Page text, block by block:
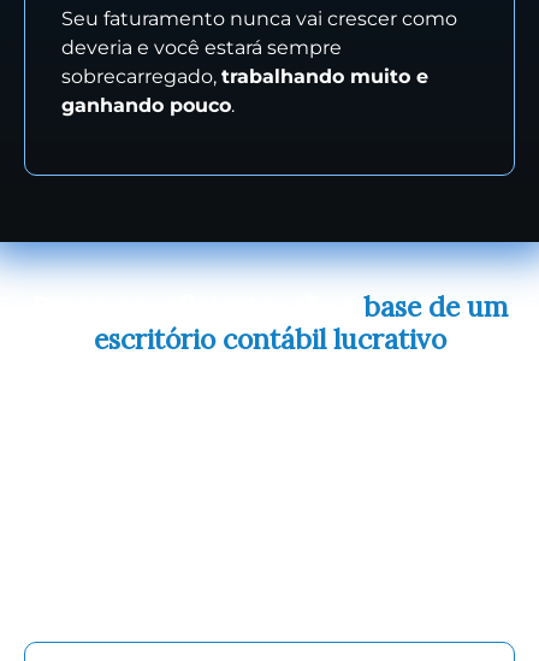
Seu faturamento nunca vai crescer como
deveria e você estará sempre
sobrecarregado, trabalhando muito e
ganhando pouco.
base de um
escritório contábil lucrativo